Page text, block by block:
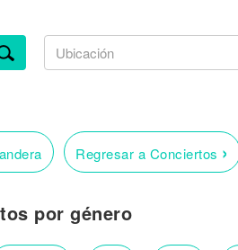
Regresar a Conciertos ›
por género